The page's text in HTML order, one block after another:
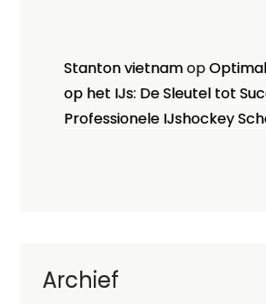
Stanton vietnamop
op het IJs: De Sleutel tot
Professionele IJshockey
Archief